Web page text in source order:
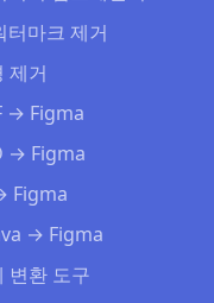
터마크 제거
제거
→ Figma
→ Figma
Figma
→ Figma
변환 도구